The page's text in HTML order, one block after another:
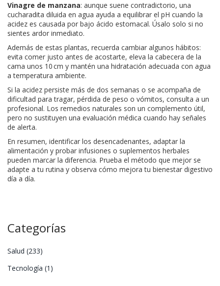
Vinagre de manzana: aunque suene contradictorio, una
cucharadita diluida en agua ayuda a equilibrar el pH cuando la
acidez es causada por bajo ácido estomacal. Úsalo solo si no
sientes ardor inmediato.
Además de estas plantas, recuerda cambiar algunos hábitos:
evita comer justo antes de acostarte, eleva la cabecera de la
cama unos 10 cm y mantén una hidratación adecuada con agua
a temperatura ambiente.
Si la acidez persiste más de dos semanas o se acompaña de
dificultad para tragar, pérdida de peso o vómitos, consulta a un
profesional. Los remedios naturales son un complemento útil,
pero no sustituyen una evaluación médica cuando hay señales
de alerta.
En resumen, identificar los desencadenantes, adaptar la
alimentación y probar infusiones o suplementos herbales
pueden marcar la diferencia. Prueba el método que mejor se
adapte a tu rutina y observa cómo mejora tu bienestar digestivo
día a día.
Categorías
Salud (233)
Tecnología (1)